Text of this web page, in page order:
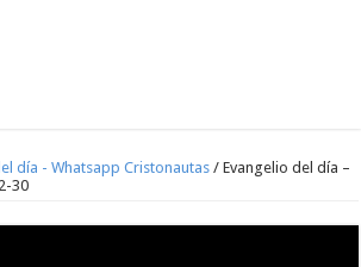
día - Whatsapp Cristonautas / Evangelio del día –
30